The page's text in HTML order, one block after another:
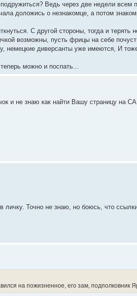
Ведь через две недели всем
доложись о незнакомце, а потом
С другой стороны, тогда и
возможны, пусть фрицы на себе
немецкие диверсанты уже имеются, И
можно и поспать...
и не знаю как найти Вашу страницу на
личку. Точно не знаю, но боюсь, что
на пожизненное, его зам,